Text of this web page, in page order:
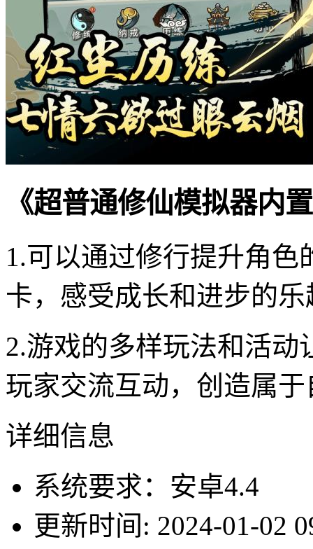
《超普通修仙模拟器内
1.可以通过修行提升角
卡，感受成长和进步的乐
2.游戏的多样玩法和活
玩家交流互动，创造属
详细信息
系统要求：安卓4.4
更新时间: 2024-01-02